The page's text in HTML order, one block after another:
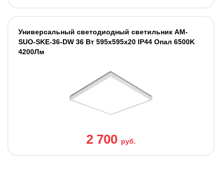
Универсальный светодиодный светильник AM-
SUO-SKE-36-DW 36 Вт 595x595x20 IP44 Опал 6500K
4200Лм
2 700 руб.